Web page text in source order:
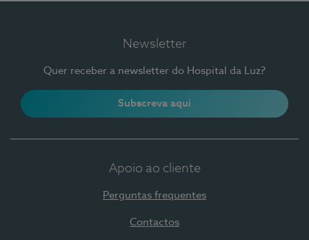
Newsletter
Quer receber a newsletter do Hospital da Luz?
Subscreva aqui
Apoio ao cliente
Perguntas frequentes
Contactos